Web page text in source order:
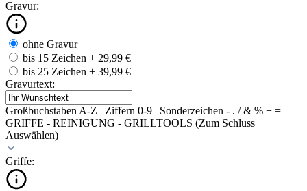
Gravur:
ohne Gravur
bis 15 Zeichen + 29,99 €
bis 25 Zeichen + 39,99 €
Gravurtext:
Großbuchstaben A-Z | Ziffern 0-9 | Sonderzeichen - . / & % + =
GRIFFE - REINIGUNG - GRILLTOOLS (Zum Schluss
Auswählen)
Griffe: